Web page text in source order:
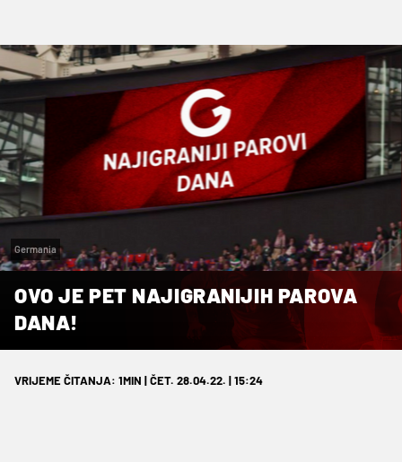
Germania
OVO JE PET NAJIGRANIJIH PAROVA
DANA!
VRIJEME ČITANJA: 1MIN | ČET. 28.04.22. | 15:24